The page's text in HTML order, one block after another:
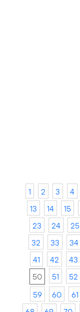
1 2 3 4
13
14 15
23
24 25
32
33 34
41
42 43
50
51 52
59
60 61